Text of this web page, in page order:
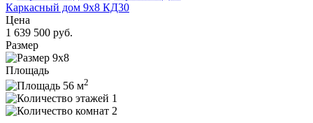
Каркасный дом 9x8 КД30
Цена
1 639 500 руб.
Размер
9x8
Площадь
56 м2
1
2